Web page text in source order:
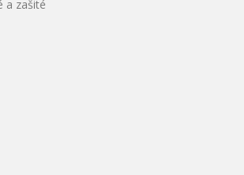
a zašité